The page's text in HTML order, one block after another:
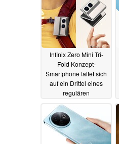
Infinix Zero Mini Tri-
Fold Konzept-
Smartphone faltet sich
auf ein Drittel eines
regulären